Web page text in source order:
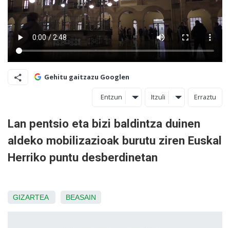
Gehitu gaitzazu Googlen
Entzun Itzuli Erraztu
Lan pentsio eta bizi baldintza duinen
aldeko mobilizazioak burutu ziren Euskal
Herriko puntu desberdinetan
GIZARTEA BEASAIN